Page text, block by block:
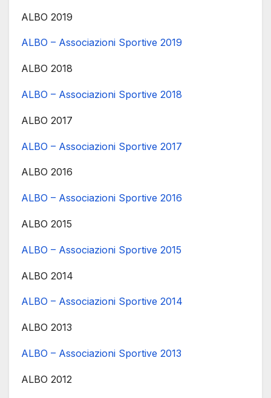
ALBO 2019
ALBO – Associazioni Sportive 2019
ALBO 2018
ALBO – Associazioni Sportive 2018
ALBO 2017
ALBO – Associazioni Sportive 2017
ALBO 2016
ALBO – Associazioni Sportive 2016
ALBO 2015
ALBO – Associazioni Sportive 2015
ALBO 2014
ALBO – Associazioni Sportive 2014
ALBO 2013
ALBO – Associazioni Sportive 2013
ALBO 2012